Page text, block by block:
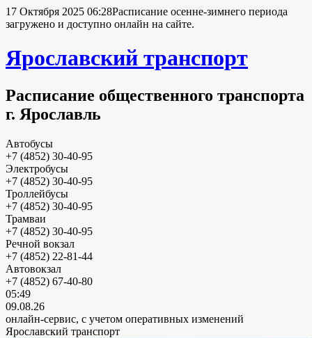
17 Октября 2025 06:28Расписание осенне-зимнего периода
загружено и доступно онлайн на сайте.
Ярославский транспорт
Расписание общественного транспорта
г. Ярославль
Автобусы
+7 (4852) 30-40-95
Электробусы
+7 (4852) 30-40-95
Троллейбусы
+7 (4852) 30-40-95
Трамваи
+7 (4852) 30-40-95
Речной вокзал
+7 (4852) 22-81-44
Автовокзал
+7 (4852) 67-40-80
05:49
09.08.26
онлайн-сервис, с учетом оперативных изменений
Ярославский транспорт